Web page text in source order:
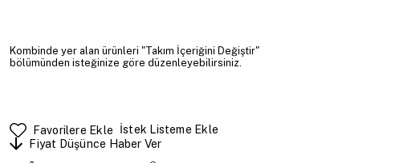
Kombinde yer alan ürünleri "Takım İçeriğini Değiştir"
bölümünden isteğinize göre düzenleyebilirsiniz.
Favorilere Ekle
İstek Listeme Ekle
Fiyat Düşünce Haber Ver